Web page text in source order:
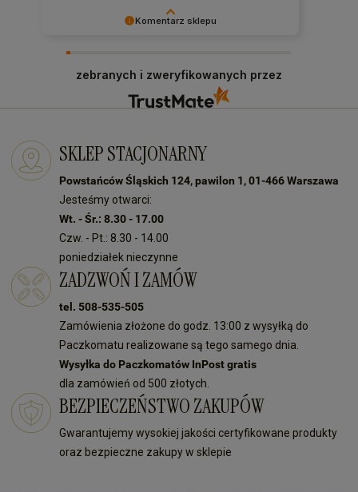
Komentarz sklepu
klienta i Twoja recenzja to nagroda za nasze
wysiłki - dziękujemy raz jeszcze i mamy nadzieję
- do szybkiego zobaczenia! Ms70
zebranych i zweryfikowanych przez
SKLEP STACJONARNY
Powstańców Śląskich 124, pawilon 1, 01-466 Warszawa
Jesteśmy otwarci:
Wt. - Śr.: 8.30 - 17.00
Czw. - Pt.: 8.30 - 14.00
poniedziałek nieczynne
ZADZWOŃ I ZAMÓW
tel. 508-535-505
Zamówienia złożone do godz. 13:00 z wysyłką do
Paczkomatu realizowane są tego samego dnia.
Wysyłka do Paczkomatów InPost gratis
dla zamówień od 500 złotych.
BEZPIECZEŃSTWO ZAKUPÓW
Gwarantujemy wysokiej jakości certyfikowane produkty
oraz bezpieczne zakupy w sklepie